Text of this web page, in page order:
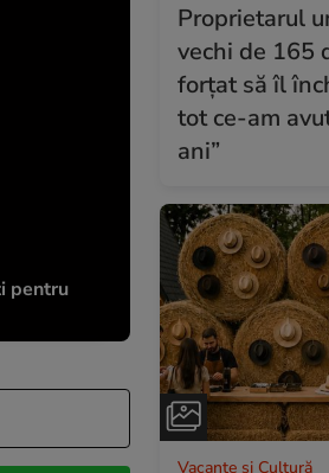
pentru
Proprietarul
vechi de 165
forțat să îl
tot ce-am
ani”
Vacanțe și Cultură